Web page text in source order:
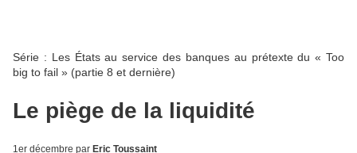
Série : Les États au service des banques au prétexte du « Too
big to fail » (partie 8 et dernière)
Le piège de la liquidité
1er décembre par Eric Toussaint